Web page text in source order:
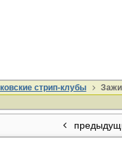
стрип-клубы